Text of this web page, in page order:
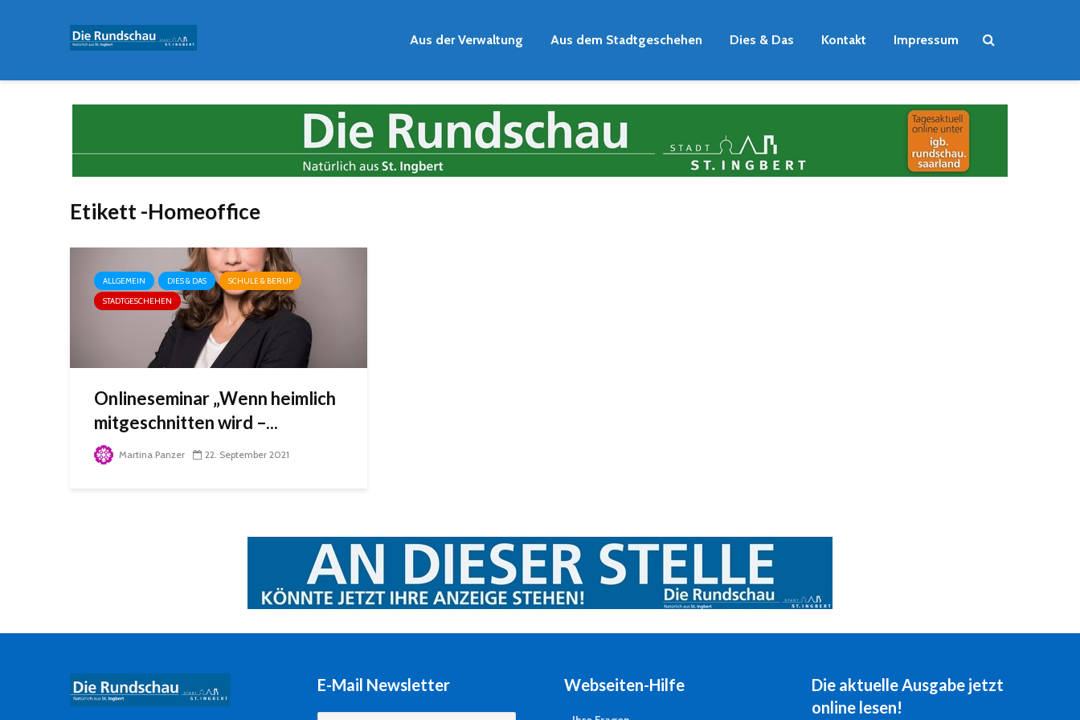
Aus der Verwaltung Aus dem Stadtgeschehen Dies & Das Kontakt Impressum
Etikett -Homeoffice
ALLGEMEIN DIES & DAS
SCHULE & BERUF
STADTGESCHEHEN
Onlineseminar „Wenn heimlich
mitgeschnitten wird –...
Martina Panzer 22. September 2021
E-Mail Newsletter Webseiten-Hilfe
Die aktuelle Ausgabe jetzt
online lesen!